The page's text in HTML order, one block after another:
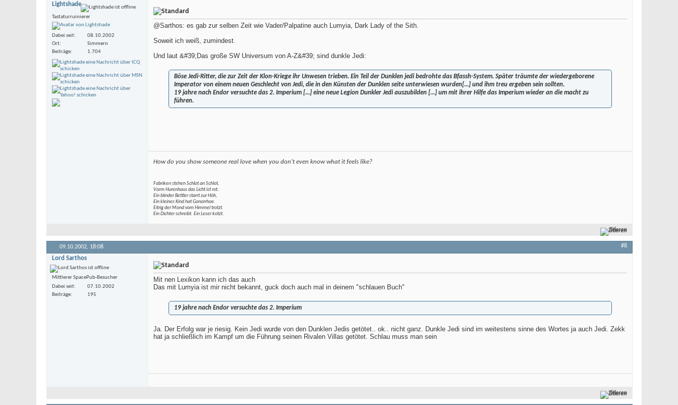
Lightshade
Tastaturruinierer
Dabei seit
08.10.2002
Ort
Simmern
Beiträge
1.704
@Sarthos: es gab zur selben Zeit wie Vader/Palpatine auch Lumyia, Dark Lady of the Sith.
Soweit ich weiß, zumindest.
Und laut &#39;Das große SW Universum von A-Z&#39; sind dunkle Jedi:
Böse Jedi-Ritter, die zur Zeit der Klon-Kriege ihr Unwesen trieben. Ein Teil der Dunklen jedi bedrohte das Bfassh-System. Später träumte der wiedergeborene
Imperator von einem neuen Geschlecht von Jedi, die in den Künsten der Dunklen seite unterwiesen wurden[...] und ihm treu ergeben sein sollten.
19 jahre nach Endor versuchte das 2. Imperium [...] eine neue Legion Dunkler Jedi auszubilden [...] um mit ihrer Hilfe das Imperium wieder an die macht zu
führen.
How do you show someone real love when you don't even know what it feels like?
Fabriken stehen Schlot an Schlot,
Vorm Hurenhaus das Licht ist rot.
Ein blinder Bettler starrt zur Höh,
Ein kleines Kind hat Gonorrhoe.
Eitrig der Mond vom Himmel trotzt.
Ein Dichter schreibt. Ein Leser kotzt.
Zitieren
09.10.2002, 18:08 #8
Lord Sarthos
Mittlerer SpacePub-Besucher
Dabei seit
07.10.2002
Beiträge
195
Mit nen Lexikon kann ich das auch
Das mit Lumyia ist mir nicht bekannt, guck doch auch mal in deinem "schlauen Buch"
19 jahre nach Endor versuchte das 2. Imperium
Ja. Der Erfolg war je riesig. Kein Jedi wurde von den Dunklen Jedis getötet.. ok.. nicht ganz. Dunkle Jedi sind im weitestens sinne des Wortes ja auch Jedi. Zekk
hat ja schließlich im Kampf um die Führung seinen Rivalen Villas getötet. Schlau muss man sein
Zitieren